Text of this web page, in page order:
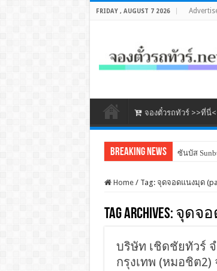
FRIDAY , AUGUST 7 2026
จองตั๋วรถทัวร์ >>ที่นี่
Breaking News ซันบัส
Home / Tag: จุดจอดแนงมุด
Tag Archives: จุดจ
บริษัท เชิดชัยทัวร์
กรุงเทพ (หมอชิต